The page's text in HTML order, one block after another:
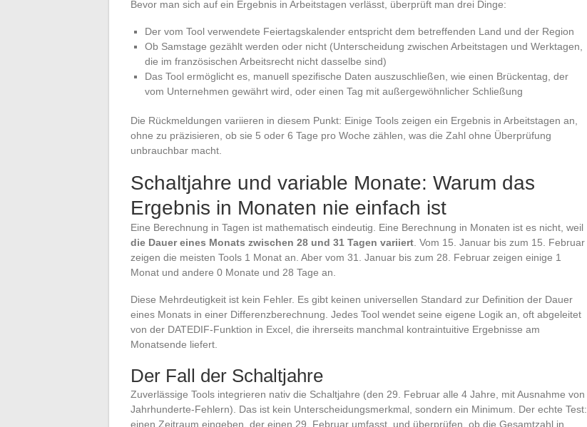
Bevor man sich auf ein Ergebnis in Arbeitstagen verlässt, überprüft man drei Dinge:
Der vom Tool verwendete Feiertagskalender entspricht dem betreffenden Land und der Region
Ob Samstage gezählt werden oder nicht (Unterscheidung zwischen Arbeitstagen und Werktagen,
die im französischen Arbeitsrecht nicht dasselbe sind)
Das Tool ermöglicht es, manuell spezifische Daten auszuschließen, wie einen Brückentag, der
vom Unternehmen gewährt wird, oder einen Tag mit außergewöhnlicher Schließung
Die Rückmeldungen variieren in diesem Punkt: Einige Tools zeigen ein Ergebnis in Arbeitstagen an,
ohne zu präzisieren, ob sie 5 oder 6 Tage pro Woche zählen, was die Zahl ohne Überprüfung
unbrauchbar macht.
Schaltjahre und variable Monate: Warum das
Ergebnis in Monaten nie einfach ist
Eine Berechnung in Tagen ist mathematisch eindeutig. Eine Berechnung in Monaten ist es nicht, weil
die Dauer eines Monats zwischen 28 und 31 Tagen variiert . Vom 15. Januar bis zum 15. Februar
zeigen die meisten Tools 1 Monat an. Aber vom 31. Januar bis zum 28. Februar zeigen einige 1
Monat und andere 0 Monate und 28 Tage an.
Diese Mehrdeutigkeit ist kein Fehler. Es gibt keinen universellen Standard zur Definition der Dauer
eines Monats in einer Differenzberechnung. Jedes Tool wendet seine eigene Logik an, oft abgeleitet
von der DATEDIF-Funktion in Excel, die ihrerseits manchmal kontraintuitive Ergebnisse am
Monatsende liefert.
Der Fall der Schaltjahre
Zuverlässige Tools integrieren nativ die Schaltjahre (den 29. Februar alle 4 Jahre, mit Ausnahme von
Jahrhunderte-Fehlern). Das ist kein Unterscheidungsmerkmal, sondern ein Minimum. Der echte Test:
einen Zeitraum eingeben, der einen 29. Februar umfasst, und überprüfen, ob die Gesamtzahl in